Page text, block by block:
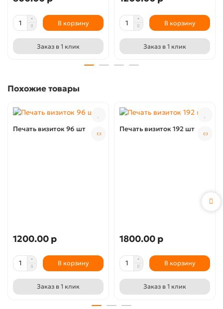
В корзину
Заказ в 1 клик
В корзину
Заказ в 1 клик
Похожие товары
Печать визиток 96 шт
1200.00 р
В корзину
Заказ в 1 клик
Печать визиток 192 шт
1800.00 р
В корзину
Заказ в 1 клик